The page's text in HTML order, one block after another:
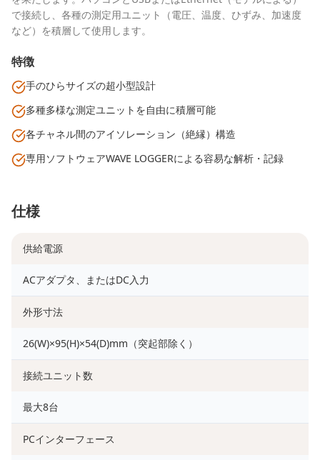
で接続し、各種の測定用ユニット（電圧、温度、ひずみ、加速度
など）を積層して使用します。
特徴
手のひらサイズの超小型設計
多種多様な測定ユニットを自由に積層可能
各チャネル間のアイソレーション（絶縁）構造
専用ソフトウェアWAVE LOGGERによる容易な解析・記録
仕様
供給電源
ACアダプタ、またはDC入力
外形寸法
26(W)×95(H)×54(D)mm（突起部除く）
接続ユニット数
最大8台
PCインターフェース